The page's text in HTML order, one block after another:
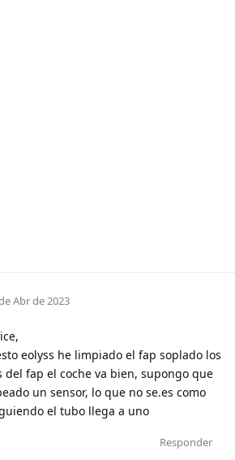
Abr de 2023
eolyss he limpiado el fap soplado los
del fap el coche va bien, supongo que
un sensor, lo que no se.es como
el tubo llega a uno
Responder